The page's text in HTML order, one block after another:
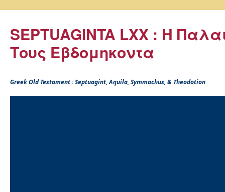
SEPTUAGINTA LXX : Η
Τους Εβδομηκοντα
Greek Old Testament : Septuagint, Aquila, Symmachus, & Theodotion